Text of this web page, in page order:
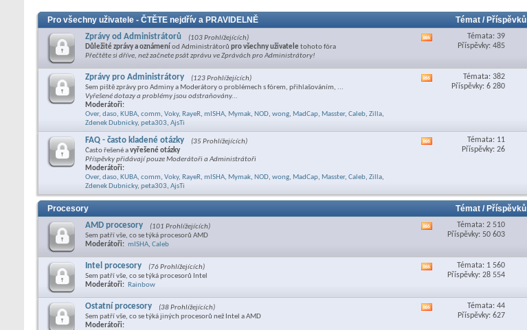
Pro všechny uživatele - ČTĚTE nejdřív a PRAVIDELNĚ Témat / Příspěvků
Zprávy od Administrátorů
(103 Prohlížejících)
Důležité zprávy a oznámení od Administrátorů pro všechny uživateletohoto fóra
Přečtěte si dříve, než začnete psát zprávu ve Zprávách pro Administrátory!
této
Témata: 39
Příspěvky: 485
Zprávy pro Administrátory
(123 Prohlížejících)
Sem piště zprávy pro Adminy a Moderátory o problémech s fórem, přihlašováním, ...
Vyřešené dotazy a problémy jsou odstraňovány...
Moderátoři:
Over, daso, KUBA, comm, Voky, RayeR, mISHA, Mymak, NOD, wong, MadCap, Masster, Caleb, Zilla,
Zdenek Dubnicky, peta303, AjsTi
Témata: 382
Příspěvky: 6 280
FAQ - často kladené otázky
(35 Prohlížejících)
Často řešené avyřešené otázky
Příspěvky přidávají pouze Moderátoři a Administrátoři
Moderátoři:
Over, daso, KUBA, comm, Voky, RayeR, mISHA, Mymak, NOD, wong, MadCap, Masster, Caleb, Zilla,
Zdenek Dubnicky, peta303, AjsTi
Témata: 11
Příspěvky: 26
Procesory Témat / Příspěvků
AMD procesory
(101 Prohlížejících)
Sem patří vše, co se týká procesorů AMD
Moderátoři: mISHA, Caleb
Zobrazit
této
Témata: 2 510
Příspěvky: 50 603
Intel procesory
(76 Prohlížejících)
Sem patří vše, co se týká procesorů Intel
Moderátoři: Rainbow
Zobrazit
této
Témata: 1 560
Příspěvky: 28 554
Ostatní procesory
(38 Prohlížejících)
Sem patří vše, co se týká jiných procesorů než Intel a AMD
Moderátoři:
Témata: 44
Příspěvky: 627